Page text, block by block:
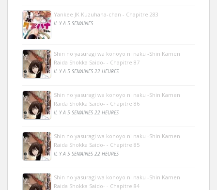
Yankee JK Kuzuhana-chan - Chapitre 283
IL Y A 5 SEMAINES
Shin no yasuragi wa konoyo ni naku -Shin Kamen
Raida Shokka Saido- - Chapitre 87
IL Y A 5 SEMAINES 22 HEURES
Shin no yasuragi wa konoyo ni naku -Shin Kamen
Raida Shokka Saido- - Chapitre 86
IL Y A 5 SEMAINES 22 HEURES
Shin no yasuragi wa konoyo ni naku -Shin Kamen
Raida Shokka Saido- - Chapitre 85
IL Y A 5 SEMAINES 22 HEURES
Shin no yasuragi wa konoyo ni naku -Shin Kamen
Raida Shokka Saido- - Chapitre 84